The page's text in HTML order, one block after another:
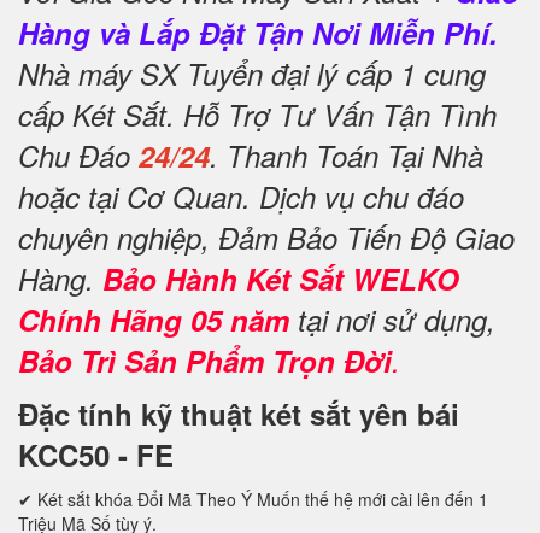
Hàng và Lắp Đặt Tận Nơi Miễn Phí.
Nhà máy SX Tuyển đại lý cấp 1 cung
cấp Két Sắt. Hỗ Trợ Tư Vấn Tận Tình
Chu Đáo 24/24. Thanh Toán Tại Nhà
hoặc tại Cơ Quan. Dịch vụ chu đáo
chuyên nghiệp, Đảm Bảo Tiến Độ Giao
Hàng. Bảo Hành Két Sắt WELKO
Chính Hãng 05 năm tại nơi sử dụng,
Bảo Trì Sản Phẩm Trọn Đời.
Đặc tính kỹ thuật két sắt yên bái
KCC50 - FE
✔ Két sắt khóa Đổi Mã Theo Ý Muốn thế hệ mới cài lên đến 1
Triệu Mã Số tùy ý.